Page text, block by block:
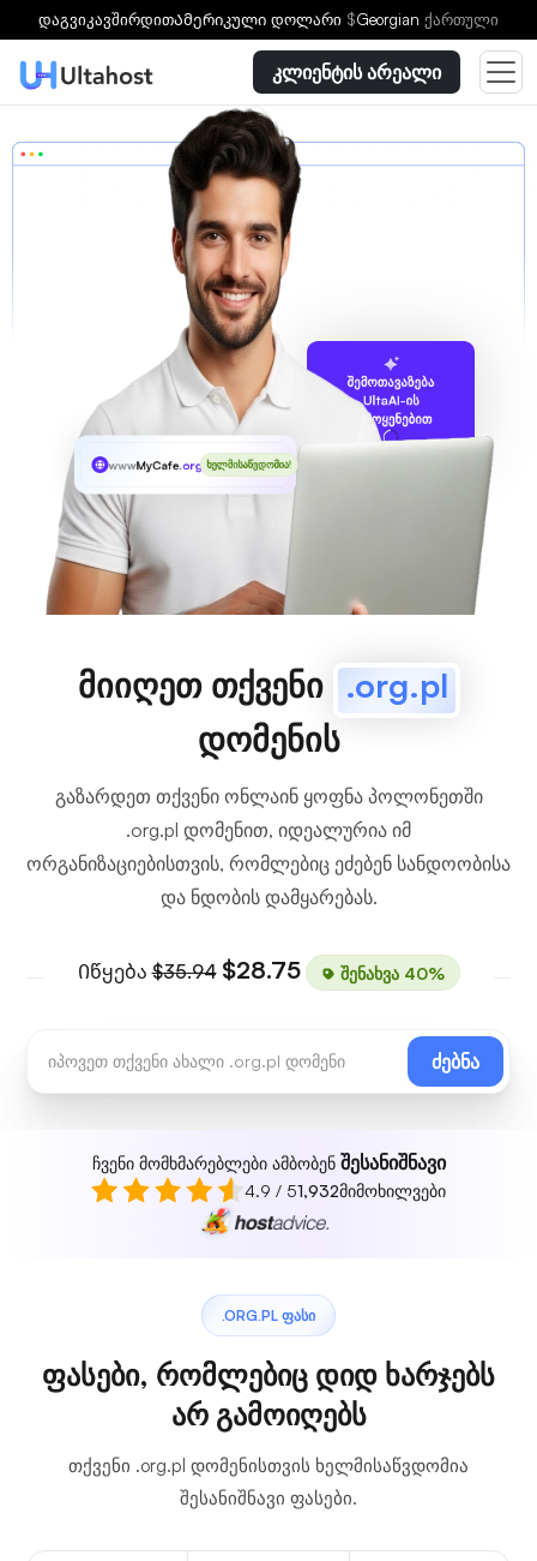
დაგვიკავშირდითᲐმერიკული დოლარი $Georgian ქართული
კლიენტის არეალი
შემოთავაზება
UltaAI-ის
გამოყენებით
wwwMyCafe.org.plხელმისაწვდომია!
მიიღეთ თქვენი .org.pl
დომენის
გაზარდეთ თქვენი ონლაინ ყოფნა პოლონეთში
.org.pl დომენით, იდეალურია იმ
ორგანიზაციებისთვის, რომლებიც ეძებენ სანდოობისა
და ნდობის დამყარებას.
Იწყება$35.94 $28.75 შენახვა 40%
ძებნა
ჩვენი მომხმარებლები ამბობენ შესანიშნავი
4.9 / 51,932მიმოხილვები
.ORG.PL ᲤᲐᲡᲘ
ფასები, რომლებიც დიდ ხარჯებს
არ გამოიღებს
თქვენი .org.pl დომენისთვის ხელმისაწვდომია
შესანიშნავი ფასები.